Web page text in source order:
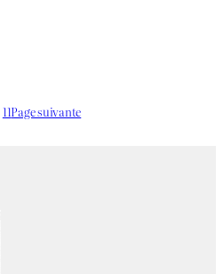
11Page suivante